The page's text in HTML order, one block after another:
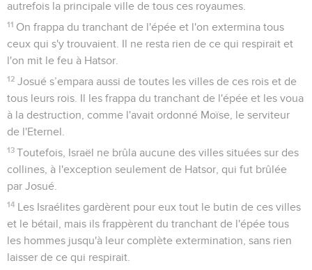
autrefois la principale ville de tous ces royaumes.
11 On frappa du tranchant de l'épée et l'on extermina tous
ceux qui s'y trouvaient. Il ne resta rien de ce qui respirait et
l'on mit le feu à Hatsor.
12 Josué s’empara aussi de toutes les villes de ces rois et de
tous leurs rois. Il les frappa du tranchant de l'épée et les voua
à la destruction, comme l'avait ordonné Moïse, le serviteur
de l'Eternel.
13 Toutefois, Israël ne brûla aucune des villes situées sur des
collines, à l'exception seulement de Hatsor, qui fut brûlée
par Josué.
14
Les Israélites gardèrent pour eux tout le butin de ces villes
et le bétail, mais ils frappèrent du tranchant de l'épée tous
les hommes jusqu'à leur complète extermination, sans rien
laisser de ce qui respirait.